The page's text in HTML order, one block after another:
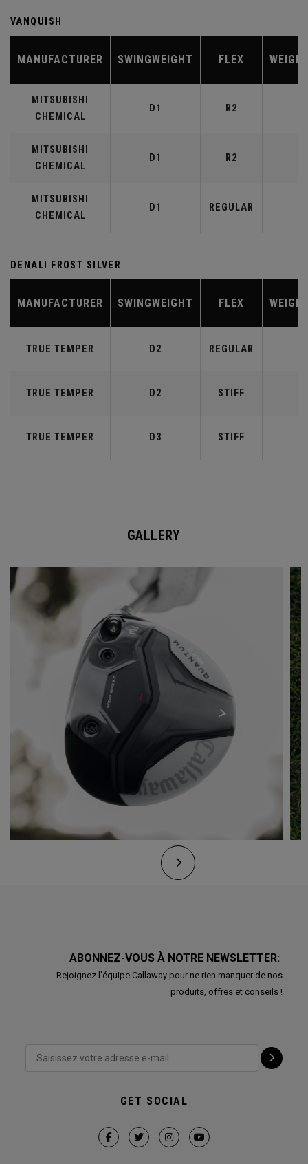
VANQUISH
MANUFACTURER SWINGWEIGHT FLEX
MITSUBISHI
CHEMICAL
D1 R2
MITSUBISHI
CHEMICAL
D1 R2
MITSUBISHI
CHEMICAL
D1 REGULAR
DENALI FROST SILVER
MANUFACTURER SWINGWEIGHT FLEX
TRUE TEMPER D2 REGULAR
TRUE TEMPER D2 STIFF
TRUE TEMPER D3 STIFF
GALLERY
ABONNEZ-VOUS À NOTRE NEWSLETTER:
Rejoignez l'équipe Callaway pour ne rien manquer de nos
produits, offres et conseils !
GET SOCIAL